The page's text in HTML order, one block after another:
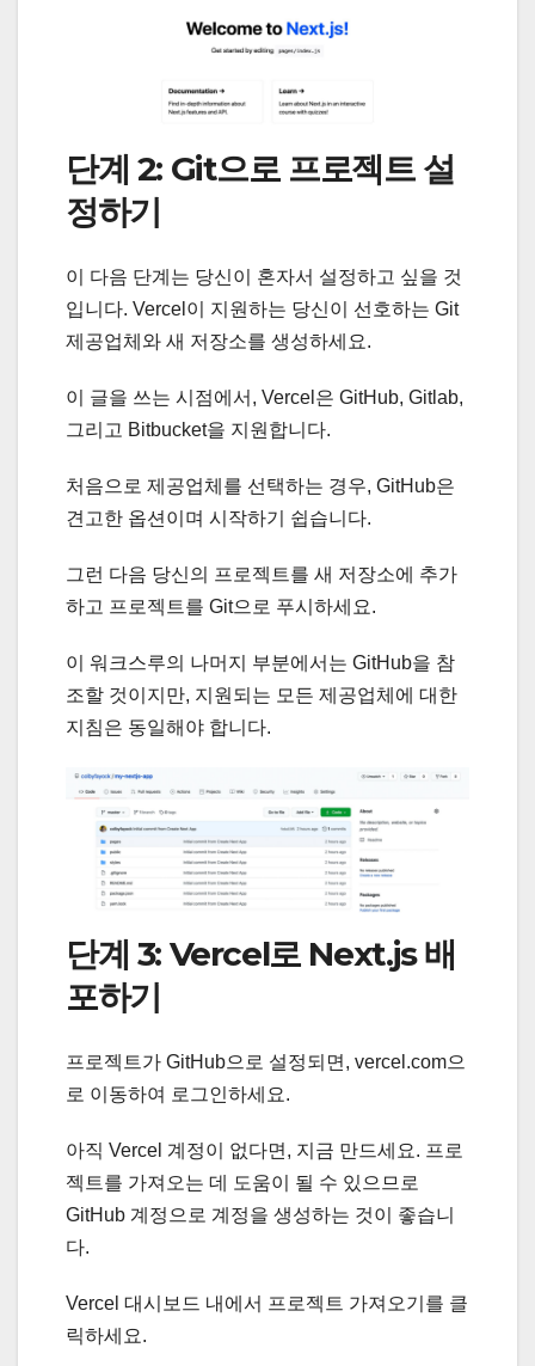
단계 2: Git으로 프로젝트 설
정하기
이 다음 단계는 당신이 혼자서 설정하고 싶을 것
입니다. Vercel이 지원하는 당신이 선호하는 Git
제공업체와 새 저장소를 생성하세요.
이 글을 쓰는 시점에서, Vercel은 GitHub, Gitlab,
그리고 Bitbucket을 지원합니다.
처음으로 제공업체를 선택하는 경우, GitHub은
견고한 옵션이며 시작하기 쉽습니다.
그런 다음 당신의 프로젝트를 새 저장소에 추가
하고 프로젝트를 Git으로 푸시하세요.
이 워크스루의 나머지 부분에서는 GitHub을 참
조할 것이지만, 지원되는 모든 제공업체에 대한
지침은 동일해야 합니다.
단계 3: Vercel로 Next.js 배
포하기
프로젝트가 GitHub으로 설정되면, vercel.com으
로 이동하여 로그인하세요.
아직 Vercel 계정이 없다면, 지금 만드세요. 프로
젝트를 가져오는 데 도움이 될 수 있으므로
GitHub 계정으로 계정을 생성하는 것이 좋습니
다.
Vercel 대시보드 내에서 프로젝트 가져오기를 클
릭하세요.